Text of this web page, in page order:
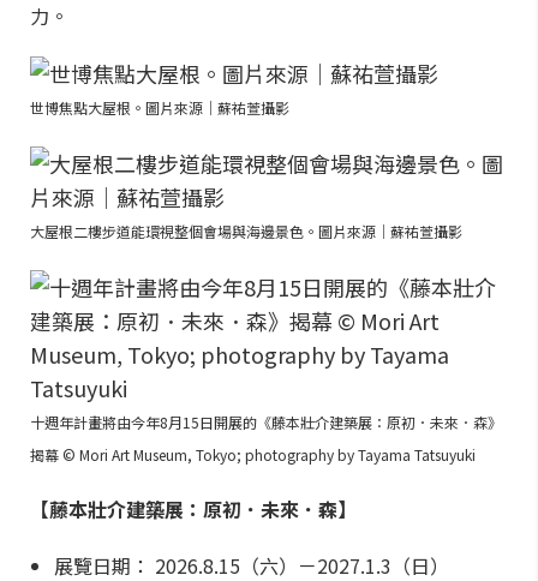
力。
世博焦點大屋根。圖片來源｜蘇祐萱攝影
大屋根二樓步道能環視整個會場與海邊景色。圖片來源｜蘇祐萱攝影
十週年計畫將由今年8月15日開展的《藤本壯介建築展：原初．未來．森》
揭幕 © Mori Art Museum, Tokyo; photography by Tayama Tatsuyuki
【藤本壯介建築展：原初．未來．森】
展覽日期： 2026.8.15（六）－2027.1.3（日）